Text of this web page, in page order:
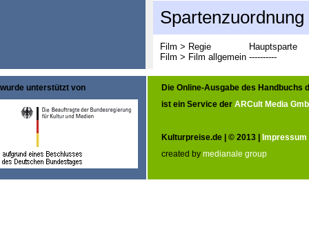
Spartenzuordnung
Film > Regie
Hauptsparte
Film > Film allgemein ----------
wurde unterstützt von
Die Online-Ausgabe des Handbuchs
ist ein Service der ARCult Media
Kulturpreise.de | © 2013 | Impressum
created by medianale group